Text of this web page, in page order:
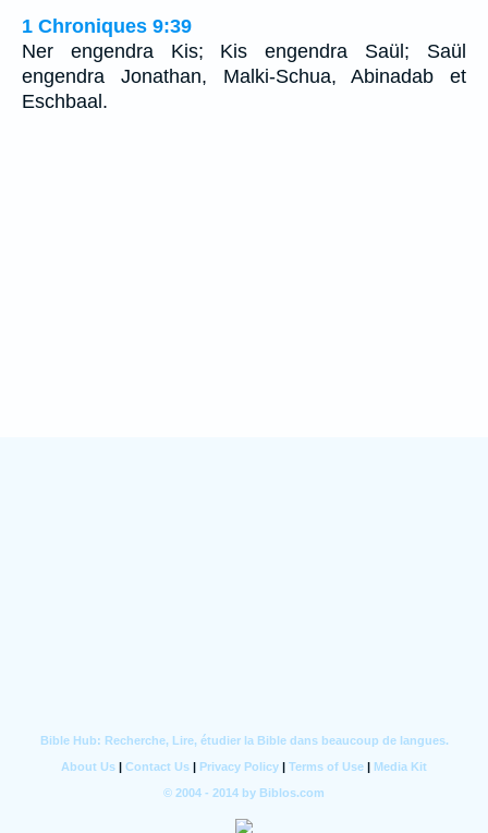
1 Chroniques 9:39
Ner engendra Kis; Kis engendra Saül; Saül
engendra Jonathan, Malki-Schua, Abinadab et
Eschbaal.